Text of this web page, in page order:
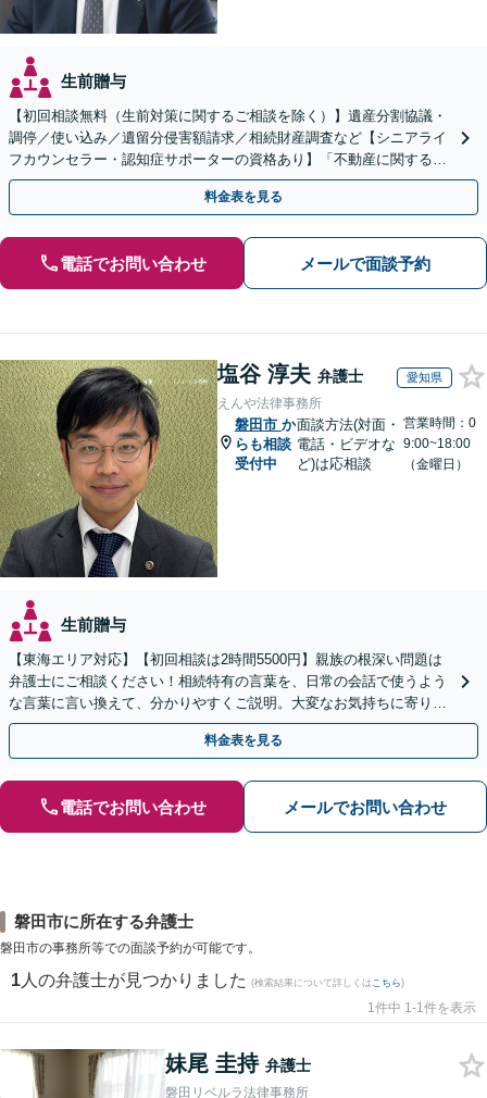
生前贈与
【初回相談無料（生前対策に関するご相談を除く）】遺産分割協議・
調停／使い込み／遺留分侵害額請求／相続財産調査など【シニアライ
フカウンセラー・認知症サポーターの資格あり】「不動産に関する相
続もお任せください」【当日・夜間相談可（要相談）】
料金表を見る
電話でお問い合わせ メールで面談予約
塩谷 淳夫 弁護士 愛知県
えんや法律事務所
磐田市 か
らも相談
受付中
面談方法(対面・
電話・ビデオな
ど)は応相談
営業時間：0
9:00~18:00
（金曜日）
生前贈与
【東海エリア対応】【初回相談は2時間5500円】親族の根深い問題は
弁護士にご相談ください！相続特有の言葉を、日常の会話で使うよう
な言葉に言い換えて、分かりやすくご説明。大変なお気持ちに寄り添
い、納得できる解決を目指します
料金表を見る
電話でお問い合わせ メールでお問い合わせ
磐田市に所在する弁護士
磐田市の事務所等での面談予約が可能です。
1 人の弁護士が見つかりました (検索結果について詳しくは こちら)
1件中 1-1件を表示
妹尾 圭持 弁護士
磐田リベルラ法律事務所